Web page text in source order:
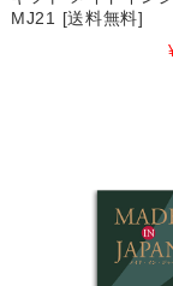
MJ21 [送料無料]